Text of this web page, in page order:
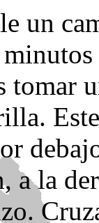
un
tomar
la